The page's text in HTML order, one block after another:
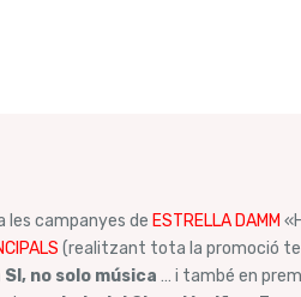
les campanyes de ESTRELLA DAMM
(realitzant tota la promoció
SI, no solo música … i també en